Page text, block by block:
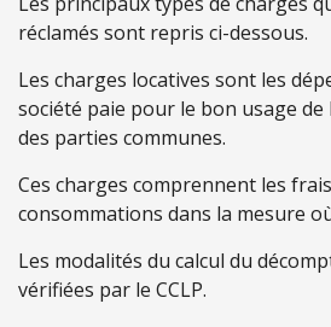
réclamés sont repris ci-dessous.
Les charges locatives sont les
société paie pour le bon usage
des parties communes.
Ces charges comprennent les
consommations dans la mesure
Les modalités du calcul du
vérifiées par le CCLP.